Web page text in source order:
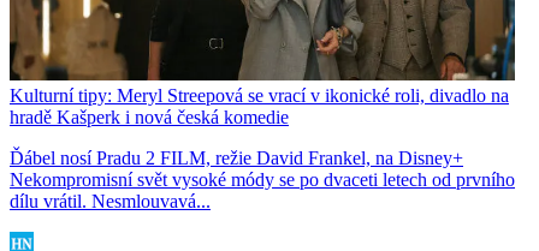
Kulturní tipy: Meryl Streepová se vrací v ikonické roli, divadlo na
hradě Kašperk i nová česká komedie
Ďábel nosí Pradu 2 FILM, režie David Frankel, na Disney+
Nekompromisní svět vysoké módy se po dvaceti letech od prvního
dílu vrátil. Nesmlouvavá...